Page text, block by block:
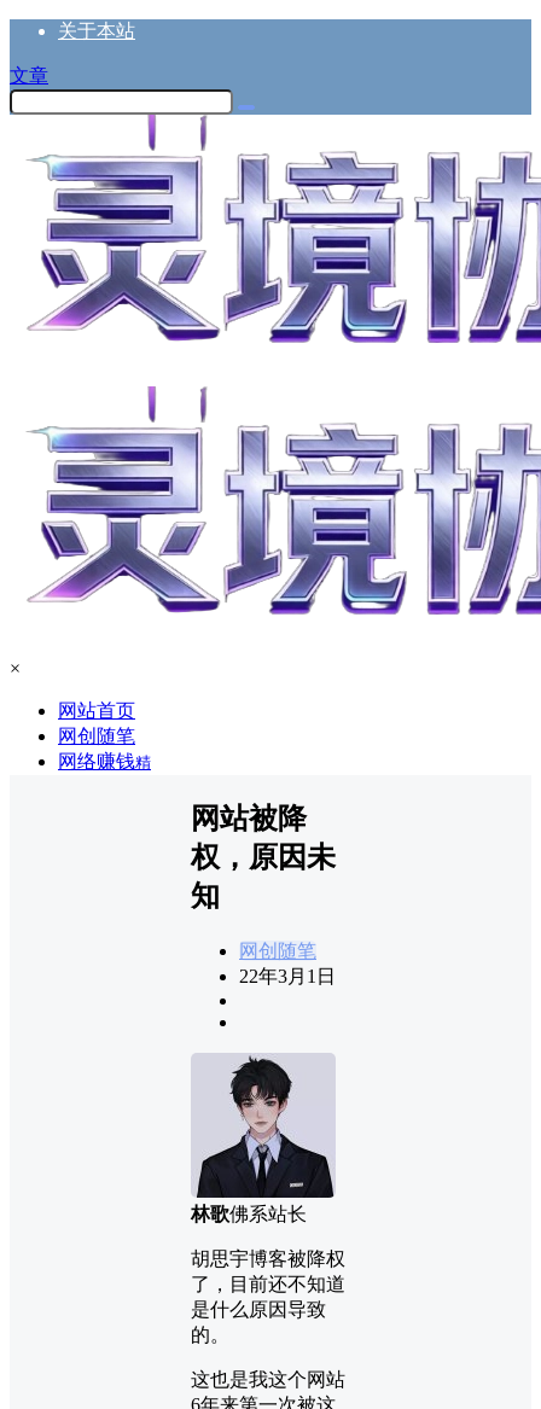
关于本站
文章
×
网站首页
网创随笔
网络赚钱精
网站被降
权，原因未
知
网创随笔
22年3月1日
林歌佛系站长
胡思宇博客被降权
了，目前还不知道
是什么原因导致
的。
这也是我这个网站
6年来第一次被这